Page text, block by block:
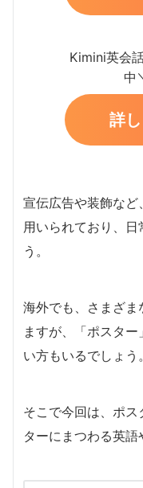
Kimini英会
中
詳
宣伝広告や装飾な
用いられており、
う。
海外でも、さまざま
ますが、「ポスタ
い方もいるでしょう。
そこで今回は、ポ
ターにまつわる英語